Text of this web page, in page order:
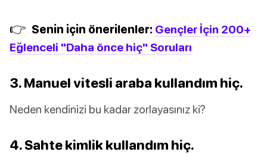
👉 Senin için önerilenler: Gençler İçin 200+
Eğlenceli "Daha önce hiç" Soruları
3. Manuel vitesli araba kullandım hiç.
Neden kendinizi bu kadar zorlayasınız ki?
4. Sahte kimlik kullandım hiç.